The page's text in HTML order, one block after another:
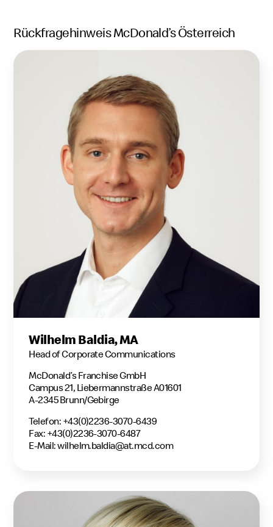
Rückfragehinweis McDonald’s Österreich
Wilhelm Baldia, MA
Head of Corporate Communications
McDonald’s Franchise GmbH
Campus 21, Liebermannstraße A01601
A-2345 Brunn/Gebirge
Telefon: +43(0)2236-3070-6439
Fax: +43(0)2236-3070-6487
E-Mail:wilhelm.baldia@at.mcd.com